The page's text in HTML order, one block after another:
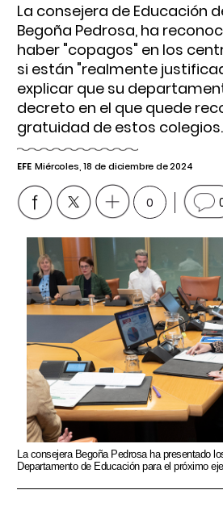
La consejera de Educación
Begoña Pedrosa, ha
haber "copagos" en los
si están "realmente
explicar que su
decreto en el que quede
gratuidad de estos colegios.
EFE Miércoles, 18 de diciembre de 2024
0
La consejera Begoña Pedrosa ha presentado
Departamento de Educación para el próximo